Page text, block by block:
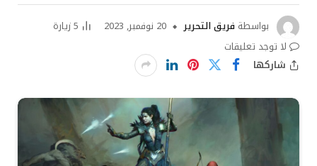
بواسطة فريق التحرير 20 نوفمبر, 2023 5زيارة
لا توجد تعليقات
شاركها